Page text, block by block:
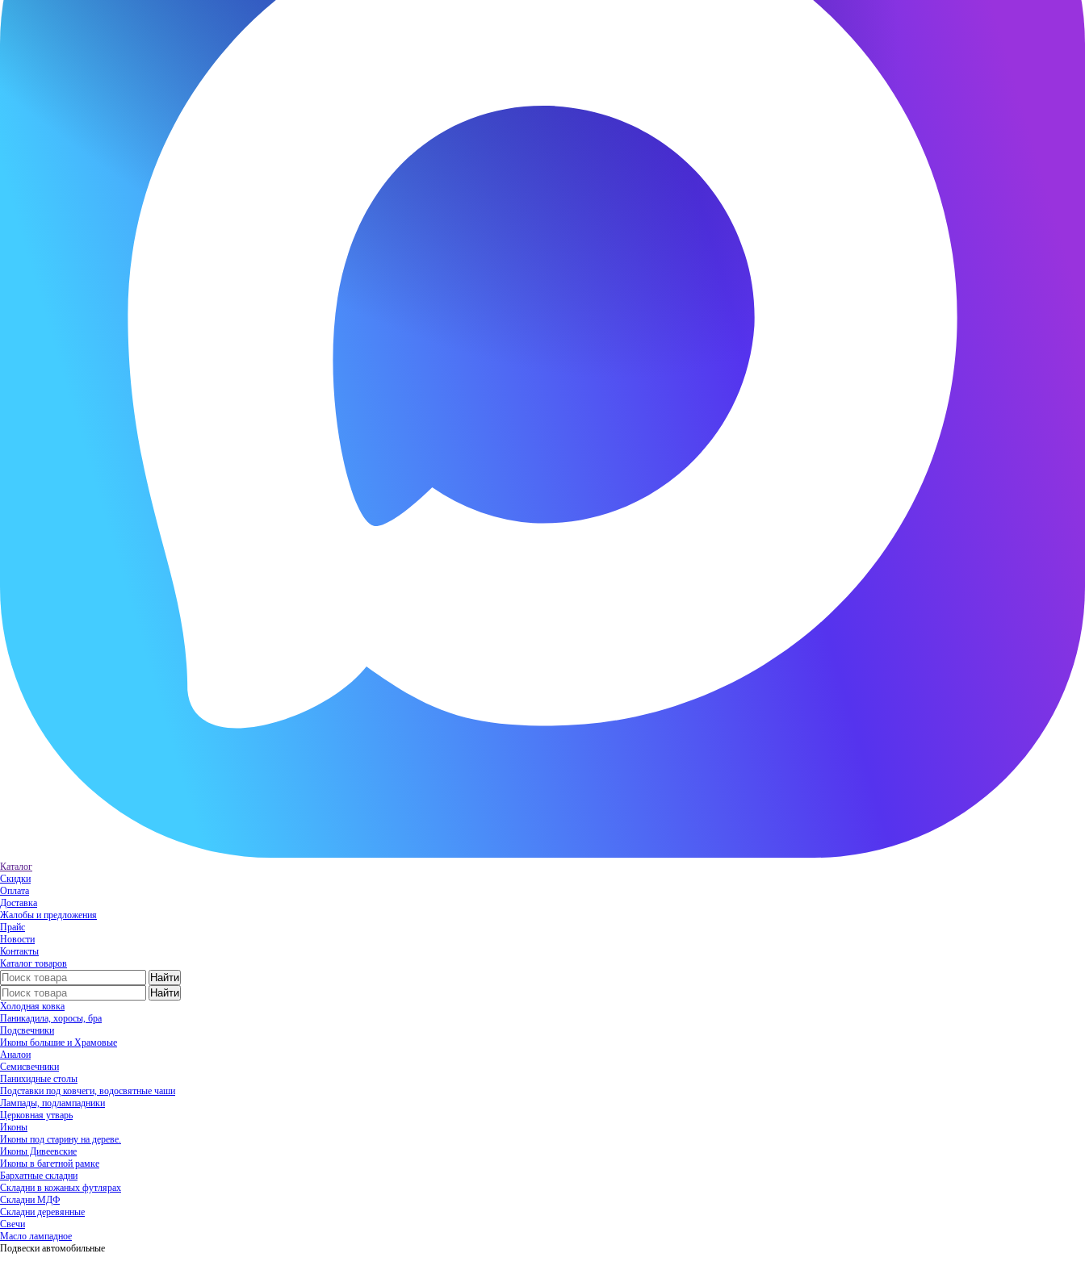
Каталог
Скидки
Оплата
Доставка
Жалобы и предложения
Прайс
Новости
Контакты
Каталог товаров
Холодная ковка
Паникадила, хоросы, бра
Подсвечники
Иконы большие и Храмовые
Аналои
Семисвечники
Панихидные столы
Подставки под ковчеги, водосвятные чаши
Лампады, подлампадники
Церковная утварь
Иконы
Иконы под старину на дереве.
Иконы Дивеевские
Иконы в багетной рамке
Бархатные складни
Складни в кожаных футлярах
Складни МДФ
Складни деревянные
Свечи
Масло лампадное
Подвески автомобильные